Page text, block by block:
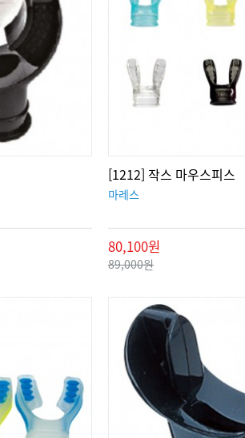
[1212] 작스 마우스피스
마레스
80,100원
89,000원